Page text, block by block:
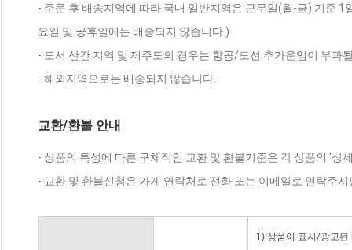
- 주문 후 배송지역에 따라 국내 일반지역은 근무일(월-금) 기준
요일 및 공휴일에는 배송되지 않습니다.)
- 도서 산간 지역 및 제주도의 경우는 항공/도선 추가운임이 부과
- 해외지역으로는 배송되지 않습니다.
교환/환불 안내
- 상품의 특성에 따른 구체적인 교환 및 환불기준은 각 상품의 '상
- 교환 및 환불신청은 가게 연락처로 전화 또는 이메일로 연락주
1) 상품이 표시/광고된